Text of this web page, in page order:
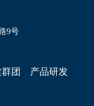
9号
团 产品研发